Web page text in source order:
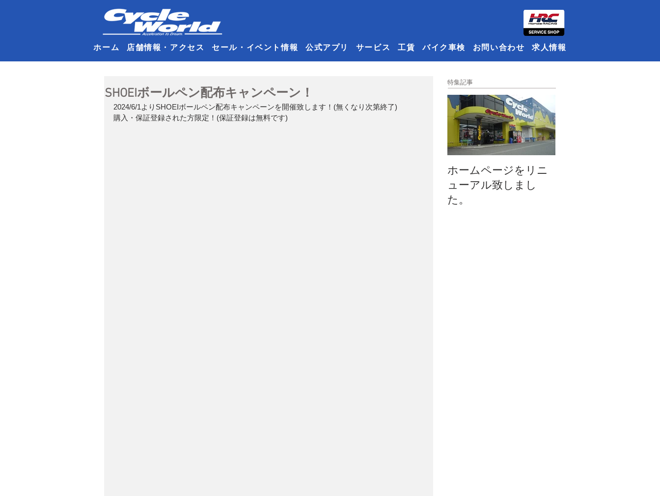
ホーム 店舗情報・アクセス セール・イベント情報 公式アプリ サービス 工賃 バイク車検 お問い合わせ 求人情報
SHOEIボールペン配布キャンペーン！
2024/6/1よりSHOEIボールペン配布キャンペーンを開催致します！(無くなり次第終了)
購入・保証登録された方限定！(保証登録は無料です)
特集記事
ホームページをリニ
ューアル致しまし
た。